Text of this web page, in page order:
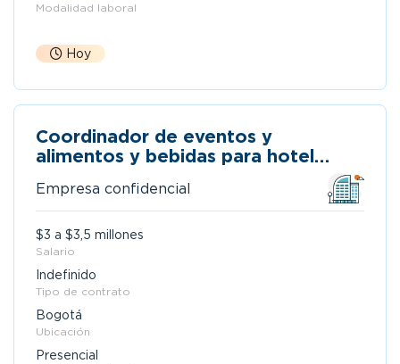
Modalidad laboral
Hoy
Coordinador de eventos y
alimentos y bebidas para hotel
Empresa confidencial
$3 a $3,5 millones
Salario
Indefinido
Tipo de contrato
Bogotá
Ubicación
Presencial